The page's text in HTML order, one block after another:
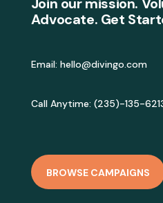
Advocate. Get
Email: hello@divingo.com
Call Anytime: (235)-135-
BROWSE CAMPAIGNS